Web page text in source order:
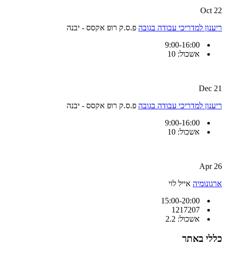
22 Oct
ריענון למדריכי עבודה בגובה פ.ס.ק רופ אקסס - יבנה
אשכול: 10
21 Dec
ריענון למדריכי עבודה בגובה פ.ס.ק רופ אקסס - יבנה
אשכול: 10
26 Apr
ארגונומיה אייל לוי
אשכול: 2.2
כללי באתר